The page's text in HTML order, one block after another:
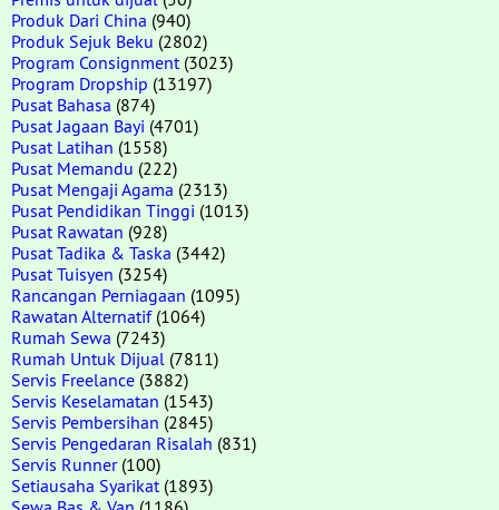
Produk Dari China (940)
Produk Sejuk Beku (2802)
Program Consignment (3023)
Program Dropship (13197)
Pusat Bahasa (874)
Pusat Jagaan Bayi (4701)
Pusat Latihan (1558)
Pusat Memandu (222)
Pusat Mengaji Agama (2313)
Pusat Pendidikan Tinggi (1013)
Pusat Rawatan (928)
Pusat Tadika & Taska (3442)
Pusat Tuisyen (3254)
Rancangan Perniagaan (1095)
Rawatan Alternatif(1064)
Rumah Sewa (7243)
Rumah Untuk Dijual (7811)
Servis Freelance (3882)
Servis Keselamatan (1543)
Servis Pembersihan (2845)
Servis Pengedaran Risalah (831)
Servis Runner(100)
Setiausaha Syarikat (1893)